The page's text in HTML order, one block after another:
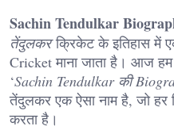
Sachin Tendulkar
तेंदुलकरक्रिकेट के इतिहास में
Cricket माना जाता है। आज
‘Sachin Tendulkar की
तेंदुलकर एक ऐसा नाम है, जो हर
करता है।